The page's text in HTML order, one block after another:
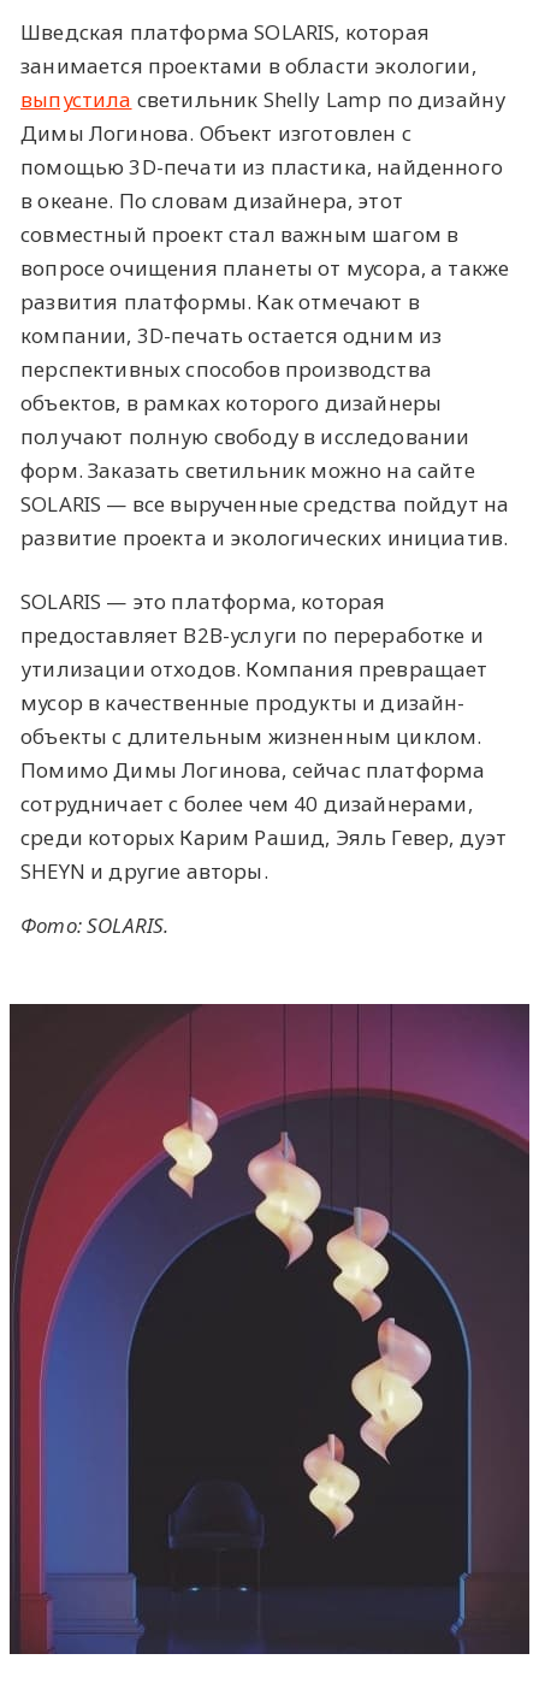
Шведская платформа SOLARIS, которая
занимается проектами в области экологии,
выпустила светильник Shelly Lamp по дизайну
Димы Логинова. Объект изготовлен с
помощью 3D-печати из пластика, найденного
в океане. По словам дизайнера, этот
совместный проект стал важным шагом в
вопросе очищения планеты от мусора, а также
развития платформы. Как отмечают в
компании, 3D-печать остается одним из
перспективных способов производства
объектов, в рамках которого дизайнеры
получают полную свободу в исследовании
форм. Заказать светильник можно на сайте
SOLARIS — все вырученные средства пойдут на
развитие проекта и экологических инициатив.
SOLARIS — это платформа, которая
предоставляет B2B-услуги по переработке и
утилизации отходов. Компания превращает
мусор в качественные продукты и дизайн-
объекты с длительным жизненным циклом.
Помимо Димы Логинова, сейчас платформа
сотрудничает с более чем 40 дизайнерами,
среди которых Карим Рашид, Эяль Гевер, дуэт
SHEYN и другие авторы.
Фото: SOLARIS.